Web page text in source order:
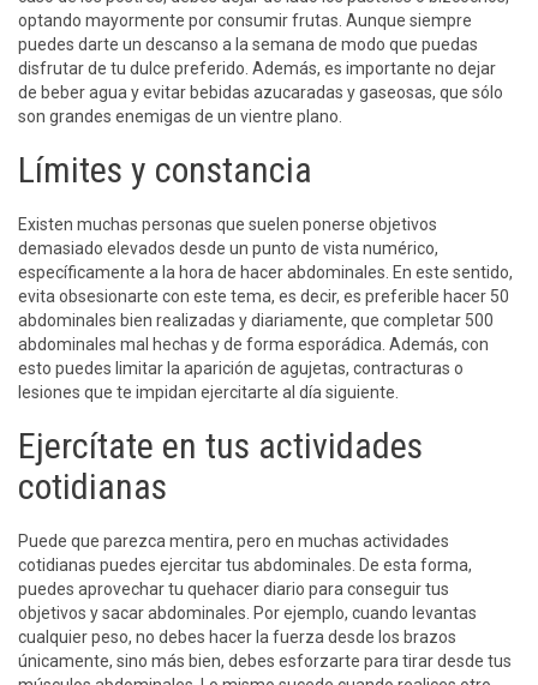
optando mayormente por consumir frutas. Aunque siempre
puedes darte un descanso a la semana de modo que puedas
disfrutar de tu dulce preferido. Además, es importante no dejar
de beber agua y evitar bebidas azucaradas y gaseosas, que sólo
son grandes enemigas de un vientre plano.
Límites y constancia
Existen muchas personas que suelen ponerse objetivos
demasiado elevados desde un punto de vista numérico,
específicamente a la hora de hacer abdominales. En este sentido,
evita obsesionarte con este tema, es decir, es preferible hacer 50
abdominales bien realizadas y diariamente, que completar 500
abdominales mal hechas y de forma esporádica. Además, con
esto puedes limitar la aparición de agujetas, contracturas o
lesiones que te impidan ejercitarte al día siguiente.
Ejercítate en tus actividades
cotidianas
Puede que parezca mentira, pero en muchas actividades
cotidianas puedes ejercitar tus abdominales. De esta forma,
puedes aprovechar tu quehacer diario para conseguir tus
objetivos y sacar abdominales. Por ejemplo, cuando levantas
cualquier peso, no debes hacer la fuerza desde los brazos
únicamente, sino más bien, debes esforzarte para tirar desde tus